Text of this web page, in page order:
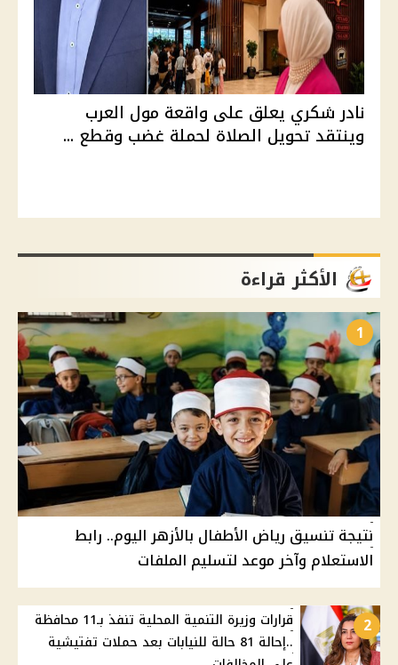
نادر شكري يعلق على واقعة مول العرب
وينتقد تحويل الصلاة لحملة غضب وقطع ...
الأكثر قراءة
1
نتيجة تنسيق رياض الأطفال بالأزهر اليوم.. رابط
الاستعلام وآخر موعد لتسليم الملفات
2
قرارات وزيرة التنمية المحلية تنفذ بـ11 محافظة
..إحالة 81 حالة للنيابات بعد حملات تفتيشية